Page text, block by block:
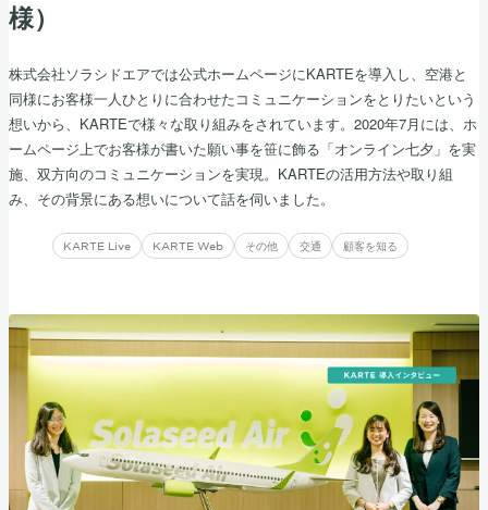
様）
株式会社ソラシドエアでは公式ホームページにKARTEを導入し、空港と
同様にお客様一人ひとりに合わせたコミュニケーションをとりたいという
想いから、KARTEで様々な取り組みをされています。2020年7月には、ホ
ームページ上でお客様が書いた願い事を笹に飾る「オンライン七夕」を実
施、双方向のコミュニケーションを実現。KARTEの活用方法や取り組
み、その背景にある想いについて話を伺いました。
KARTE Live KARTE Web その他 交通 顧客を知る